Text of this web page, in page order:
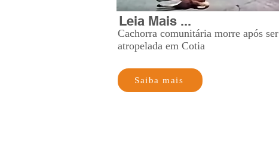
Leia Mais ...
Cachorra comunitária morre após ser
atropelada em Cotia
Saiba mais